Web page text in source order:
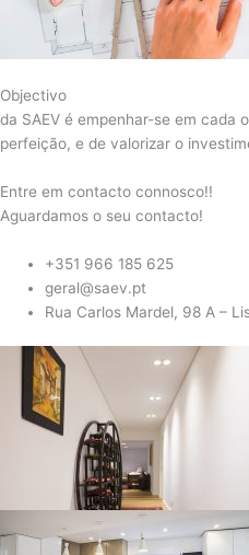
Objectivo
da SAEV é empenhar-se em cada
perfeição, e de valorizar o
Entre em contacto connosco!!
Aguardamos o seu contacto!
+351 966 185 625
geral@saev.pt
Rua Carlos Mardel, 98 A –